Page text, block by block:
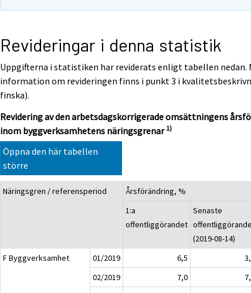
Revideringar i denna statistik
Uppgifterna i statistiken har reviderats enligt tabellen nedan.
information om revideringen finns i punkt 3 i
finska).
Revidering av den arbetsdagskorrigerade omsättningens
inom byggverksamhetens näringsgrenar 1)
Öppna den här tabellen
större
Näringsgren / referensperiod Årsförändring, %
1:a
offentliggörandet
Senaste
(2019-08-14)
F Byggverksamhet
01/2019 6,5
02/2019
7,0